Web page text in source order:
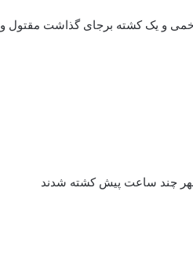
کبابی واقع در فلکه خاش ایراشهر با تیر اندازی افرادی 3 نفر زخمی و یک کشته برجای گذاشت مقتول و